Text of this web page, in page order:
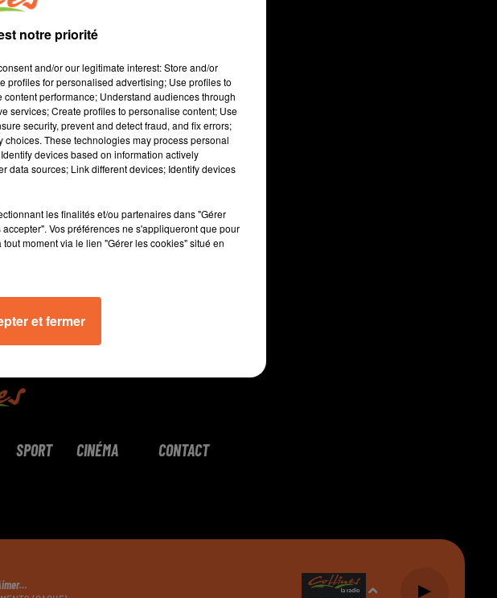
5 min 35 sec
SPORT CINÉMA CONTACT
notre priorité
and/or our legitimate interest: Store and/or
profiles for personalised advertising; Use profiles to
performance; Understand audiences through
services; Create profiles to personalise content; Use
security, prevent and detect fraud, and fix errors;
These technologies may process personal
devices based on information actively
data sources; Link different devices; Identify devices
les finalités et/ou partenaires dans "Gérer
Vos préférences ne s'appliqueront que pour
moment via le lien "Gérer les cookies" situé en
et fermer